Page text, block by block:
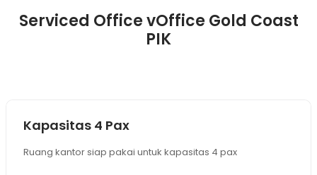
Serviced Office vOffice Gold Coast
PIK
Kapasitas 4 Pax
Ruang kantor siap pakai untuk kapasitas 4 pax